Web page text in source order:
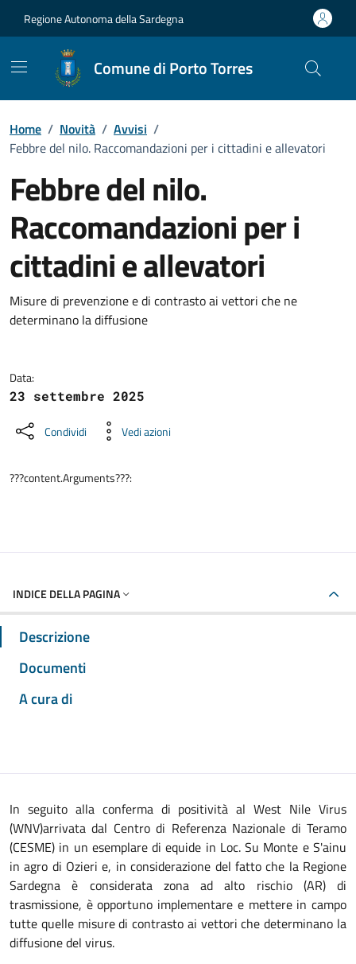
Regione Autonoma della Sardegna
Comune di Porto Torres
Home / Novità / Avvisi /
Febbre del nilo. Raccomandazioni per i cittadini e allevatori
Febbre del nilo.
Raccomandazioni per i
cittadini e allevatori
Dettagli della notizia
Misure di prevenzione e di contrasto ai vettori che ne
determinano la diffusione
Data:
23 settembre 2025
Condividi Vedi azioni
???content.Arguments???:
INDICE DELLA PAGINA
Descrizione
Documenti
A cura di
In seguito alla conferma di positività al West Nile Virus
(WNV)arrivata dal Centro di Referenza Nazionale di Teramo
(CESME) in un esemplare di equide in Loc. Su Monte e S'ainu
in agro di Ozieri e, in considerazione del fatto che la Regione
Sardegna è considerata zona ad alto rischio (AR) di
trasmissione, è opportuno implementare e mettere in campo
tutte quelle misure di contrasto ai vettori che determinano la
diffusione del virus.